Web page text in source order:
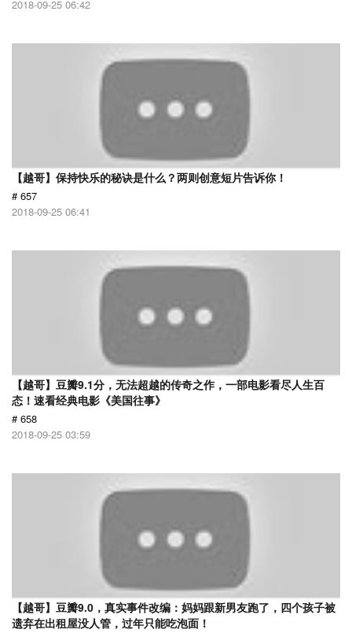
2018-09-25 06:42
【越哥】保持快乐的秘诀是什么？两则创意短片告诉你！
# 657
2018-09-25 06:41
【越哥】豆瓣9.1分，无法超越的传奇之作，一部电影看尽人生百
态！速看经典电影《美国往事》
# 658
2018-09-25 03:59
【越哥】豆瓣9.0，真实事件改编：妈妈跟新男友跑了，四个孩子被
遗弃在出租屋没人管，过年只能吃泡面！